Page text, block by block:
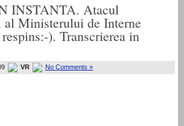
INSTANTA. Atacul
al Ministerului de Interne
). Transcrierea in
VR No Comments »